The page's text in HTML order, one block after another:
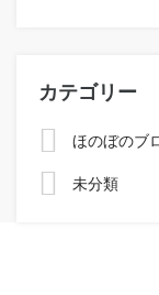
カテゴリー
ほのぼのブ
未分類